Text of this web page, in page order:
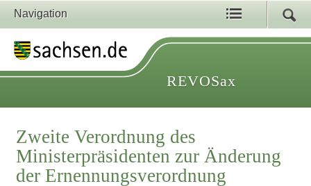
Navigation
REVOSax
Zweite Verordnung des
Ministerpräsidenten zur Änderung
der Ernennungsverordnung